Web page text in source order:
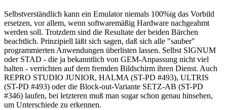
Selbstverständlich kann ein Emulator niemals 100%ig das Vorbild
ersetzen, vor allem, wenn softwaremäßig Hardware nachgeahmt
werden soll. Trotzdem sind die Resultate der beiden Bärchen
beachtlich. Prinzipiell läßt sich sagen, daß sich alle "sauber"
programmierten Anwendungen überlisten lassen. Selbst SIGNUM
oder STAD - die ja bekanntlich von GEM-Anpassung nicht viel
halten - verrichten auf dem fremden Bildschirm ihren Dienst. Auch
REPRO STUDIO JUNIOR, HALMA (ST-PD #493), ULTRIS
(ST-PD #493) oder die Block-out-Variante SETZ-AB (ST-PD
#346) laufen, bei letzteren muß man sogar schon genau hinsehen,
um Unterschiede zu erkennen.